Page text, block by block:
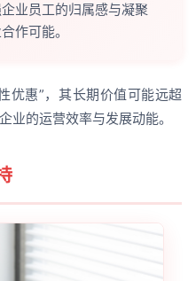
业员工的归属感与凝聚
作可能。
优惠”，其长期价值可能远超
业的运营效率与发展动能。